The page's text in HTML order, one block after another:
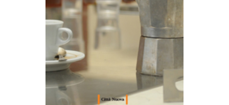
AGGIUNGI AL CARRELLO